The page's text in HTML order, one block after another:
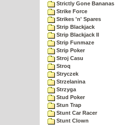
Strictly Gone Bananas
Strike Force
Strikes 'n' Spares
Strip Blackjack
Strip Blackjack II
Strip Funmaze
Strip Poker
Stroj Casu
Stroq
Stryczek
Strzelanina
Strzyga
Stud Poker
Stun Trap
Stunt Car Racer
Stunt Clown